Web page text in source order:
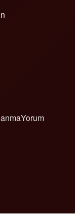
Yorum